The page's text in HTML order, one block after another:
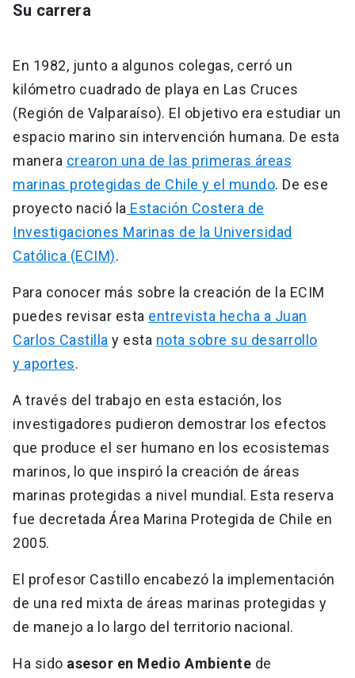
‌Su carrera
‌En 1982, junto a algunos colegas, cerró un
kilómetro cuadrado de playa en Las Cruces
(Región de Valparaíso). El objetivo era estudiar un
espacio marino sin intervención humana. De esta
manera crearon una de las primeras áreas
marinas protegidas de Chile y el mundo. De ese
proyecto nació la Estación Costera de
Investigaciones Marinas de la Universidad
Católica (ECIM).
Para conocer más sobre la creación de la ECIM
puedes revisar esta entrevista hecha a Juan
Carlos Castilla y esta nota sobre su desarrollo
y aportes.
A través del trabajo en esta estación, los
investigadores pudieron demostrar los efectos
que produce el ser humano en los ecosistemas
marinos, lo que inspiró la creación de áreas
marinas protegidas a nivel mundial. Esta reserva
fue decretada Área Marina Protegida de Chile en
2005.
E‌l profesor Castillo encabezó la implementación
de una red mixta de áreas marinas protegidas y
de manejo a lo largo del territorio nacional.
‌Ha sido asesor en Medio Ambiente de